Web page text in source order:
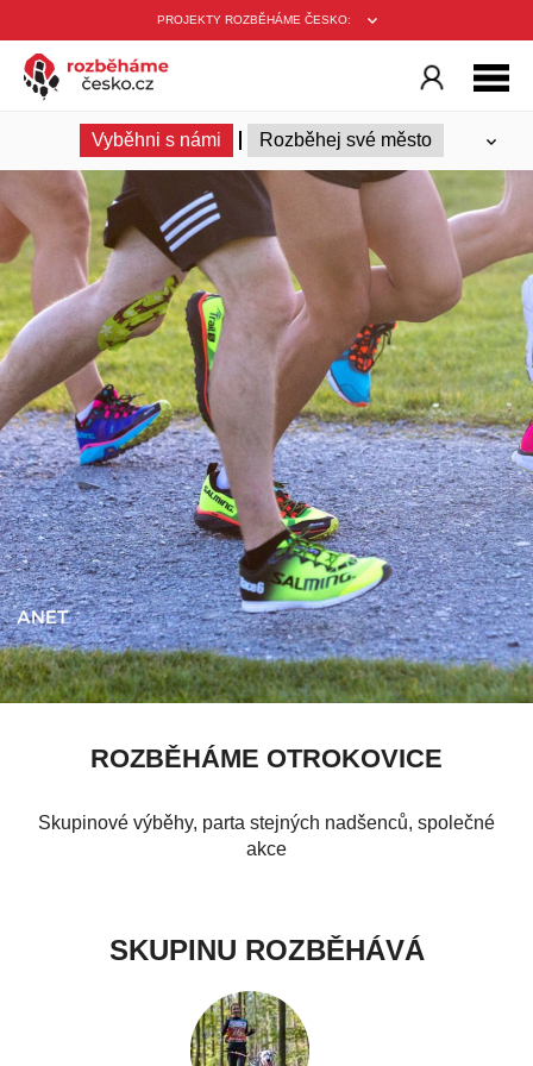
PROJEKTY ROZBĚHÁME ČESKO:
Vyběhni s námi Rozběhej své město
Ambasadoři Trenéři
ROZBĚHÁME OTROKOVICE
Skupinové výběhy, parta stejných nadšenců, společné
akce
SKUPINU ROZBĚHÁVÁ